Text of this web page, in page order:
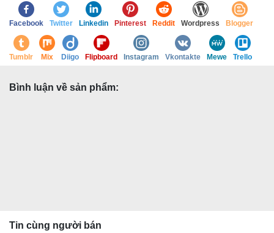
Facebook Twitter Linkedin Pinterest Reddit Wordpress Blogger
Tumblr Mix Diigo Flipboard Instagram Vkontakte Mewe Trello
Bình luận về sản phẩm:
Tin cùng người bán